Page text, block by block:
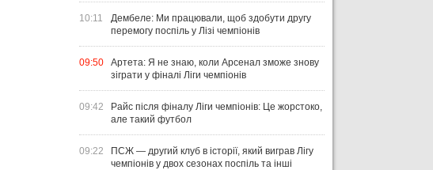
10:11
Дембеле: Ми працювали, щоб здобути другу
перемогу поспіль у Лізі чемпіонів
09:50
Артета: Я не знаю, коли Арсенал зможе знову
зіграти у фіналі Ліги чемпіонів
09:42
Райс після фіналу Ліги чемпіонів: Це жорстоко,
але такий футбол
09:22
ПСЖ — другий клуб в історії, який виграв Лігу
чемпіонів у двох сезонах поспіль та інші